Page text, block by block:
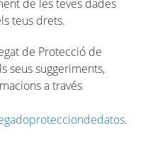
de les teves dades
teus drets.
de Protecció de
seus suggeriments,
a través
.